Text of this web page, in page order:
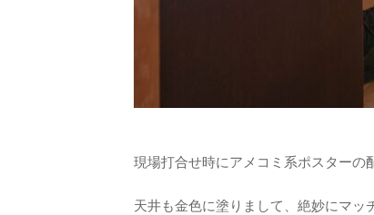
現場打合せ時にアメコミ系ポスターの
天井も金色に塗りまして、絶妙にマッ